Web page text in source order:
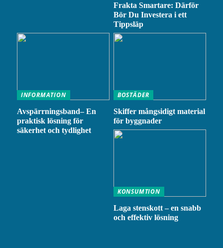
Frakta Smartare: Därför
Bör Du Investera i ett
Tippsläp
INFORMATION
Avspärrningsband– En
praktisk lösning för
säkerhet och tydlighet
BOSTÄDER
Skiffer mångsidigt material
för byggnader
KONSUMTION
Laga stenskott – en snabb
och effektiv lösning